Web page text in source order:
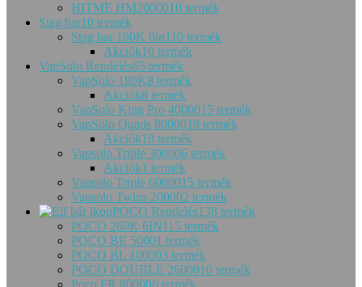
HITME HM2000010 termék
Stag bar10 termék
Stag bar 180K 6in110 termék
Akciók10 termék
VapSolo Rendelés65 termék
VapSolo 180K8 termék
Akciók8 termék
VapSolo King Pro 4000015 termék
VapSolo Quads 8000019 termék
Akciók18 termék
Vapsolo Triple 300006 termék
Akciók1 termék
Vapsolo Triple 6000015 termék
Vapsolo Twins 200002 termék
POCO Rendelés138 termék
POCO 260K 6IN115 termék
POCO BE 50001 termék
POCO BL 100003 termék
POCO DOUBLE 2600010 termék
Poco FR 800006 termék